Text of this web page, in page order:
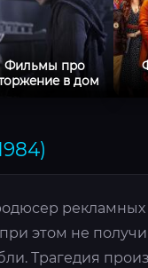
Фильмы про
в дом
этом не
Трагедия